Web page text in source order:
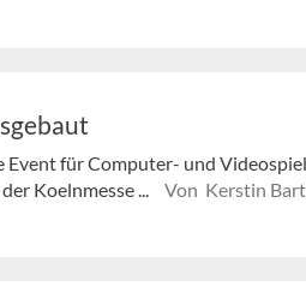
für Computer- und
Koelnmesse ...
Von Kerstin